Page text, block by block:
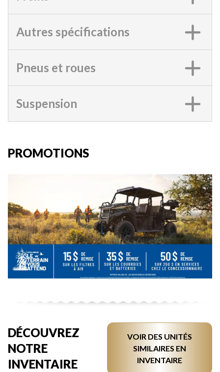
Autres spécifications
Pneus et roues
Suspension
PROMOTIONS
DÉCOUVREZ
NOTRE
INVENTAIRE
VOIR DES UNITÉS
SIMILAIRES EN
INVENTAIRE